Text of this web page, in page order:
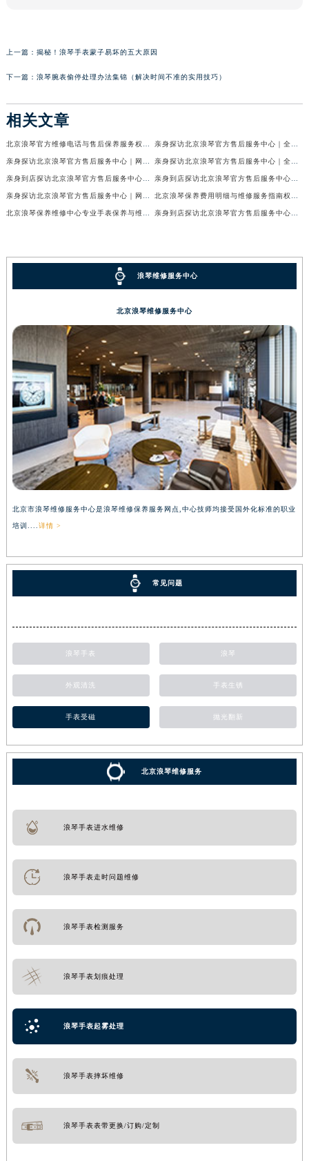
上一篇： 揭秘！浪琴手表蒙子易坏的五大原因
下一篇： 浪琴腕表偷停处理办法集锦（解决时间不准的实用技巧）
相关文章
浪琴维修服务中心
北京浪琴维修服务中心
北京市浪琴维修服务中心是浪琴维修保养服务网点,中心技师均接受国外化标准的职业
培训.... 详情 >
常见问题
浪琴手表 浪琴
外观清洗 手表生锈
手表受磁 抛光翻新
北京浪琴维修服务
浪琴手表进水维修
浪琴手表走时问题维修
浪琴手表检测服务
浪琴手表划痕处理
浪琴手表起雾处理
浪琴手表摔坏维修
浪琴手表表带更换/订购/定制